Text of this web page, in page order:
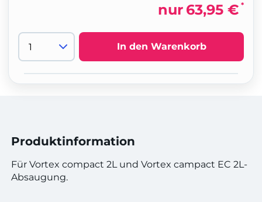
nur 63,95 € *
In den Warenkorb
Produktinformation
Für Vortex compact 2L und Vortex campact EC 2L-
Absaugung.